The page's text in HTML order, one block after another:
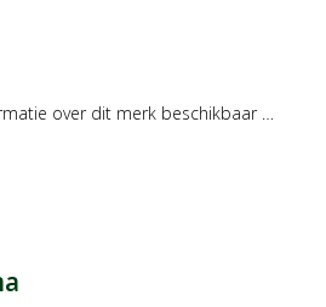
over dit merk beschikbaar …